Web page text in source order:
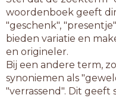
woordenboek geeft
"geschenk",
bieden variatie en
en origineler.
Bij een andere term,
synoniemen als
"verrassend". Dit geeft